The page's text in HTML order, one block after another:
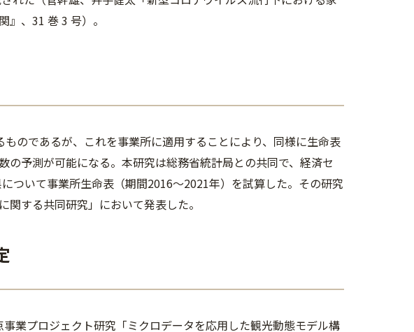
、31 巻 3 号）。
のであるが、これを事業所に適用することにより、同様に生命表
予測が可能になる。本研究は総務省統計局との共同で、経済セ
ついて事業所生命表（期間2016～2021年）を試算した。その研究
する共同研究」において発表した。
業プロジェクト研究「ミクロデータを応用した観光動態モデル構